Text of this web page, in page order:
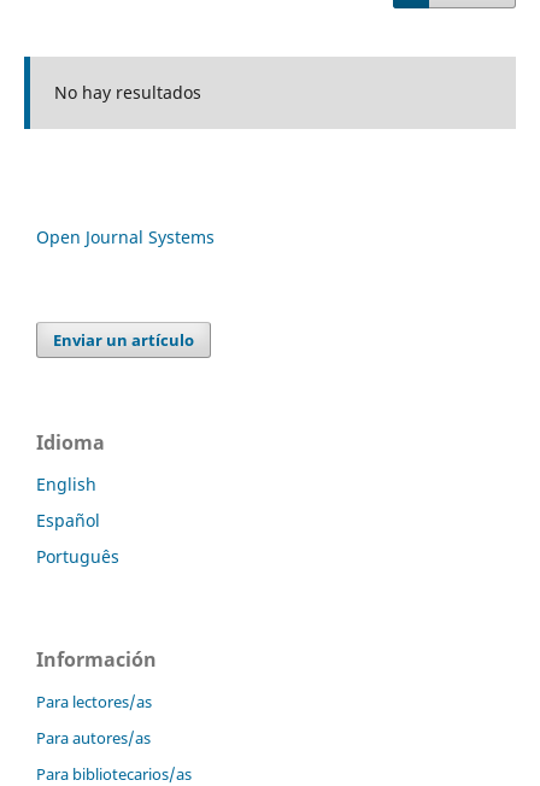
No hay resultados
Open Journal Systems
Enviar un artículo
Idioma
English
Español
Português
Información
Para lectores/as
Para autores/as
Para bibliotecarios/as